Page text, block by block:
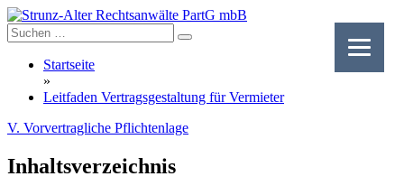
Skip
to
content
Startseite
»
Leitfaden Vertragsgestaltung für Vermieter
V. Vorvertragliche Pflichtenlage
Inhaltsverzeichnis